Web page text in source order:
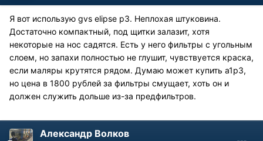
Я вот использую gvs elipse p3. Неплохая штуковина.
Достаточно компактный, под щитки залазит, хотя
некоторые на нос садятся. Есть у него фильтры с угольным
слоем, но запахи полностью не глушит, чувствуется краска,
если маляры крутятся рядом. Думаю может купить а1р3,
но цена в 1800 рублей за фильтры смущает, хоть он и
должен служить дольше из-за предфильтров.
Александр Волков